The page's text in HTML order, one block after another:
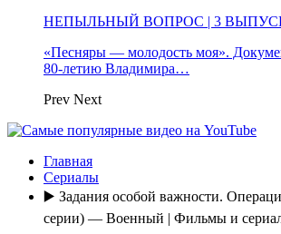
НЕПЫЛЬНЫЙ ВОПРОС | 3
«Песняры — молодость моя».
80-летию Владимира…
Prev Next
Главная
Сериалы
▶️ Задания особой важности.
серии) — Военный | Фильмы и